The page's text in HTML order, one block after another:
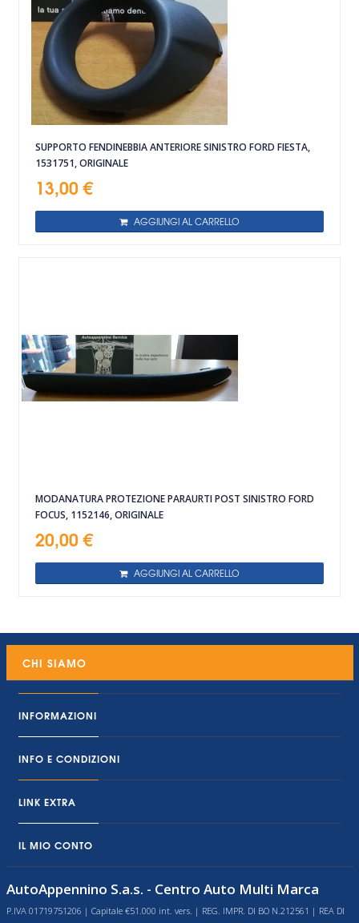
SUPPORTO FENDINEBBIA ANTERIORE SINISTRO FORD FIESTA,
1531751, ORIGINALE
13,00 €
AGGIUNGI AL CARRELLO
MODANATURA PROTEZIONE PARAURTI POST SINISTRO FORD
FOCUS, 1152146, ORIGINALE
20,00 €
AGGIUNGI AL CARRELLO
CHI SIAMO
INFORMAZIONI
INFO E CONDIZIONI
LINK EXTRA
IL MIO CONTO
AutoAppennino S.a.s. - Centro Auto Multi Marca
P.IVA 01719751206 | Capitale €51.000 int. vers. | REG. IMPR. DI BO N.212561 | REA DI